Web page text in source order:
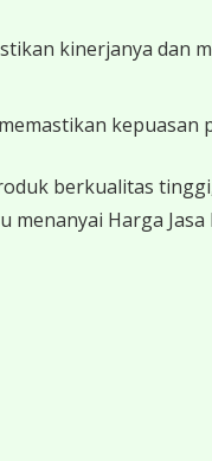
kinerjanya dan
kepuasan
berkualitas
Harga Jasa